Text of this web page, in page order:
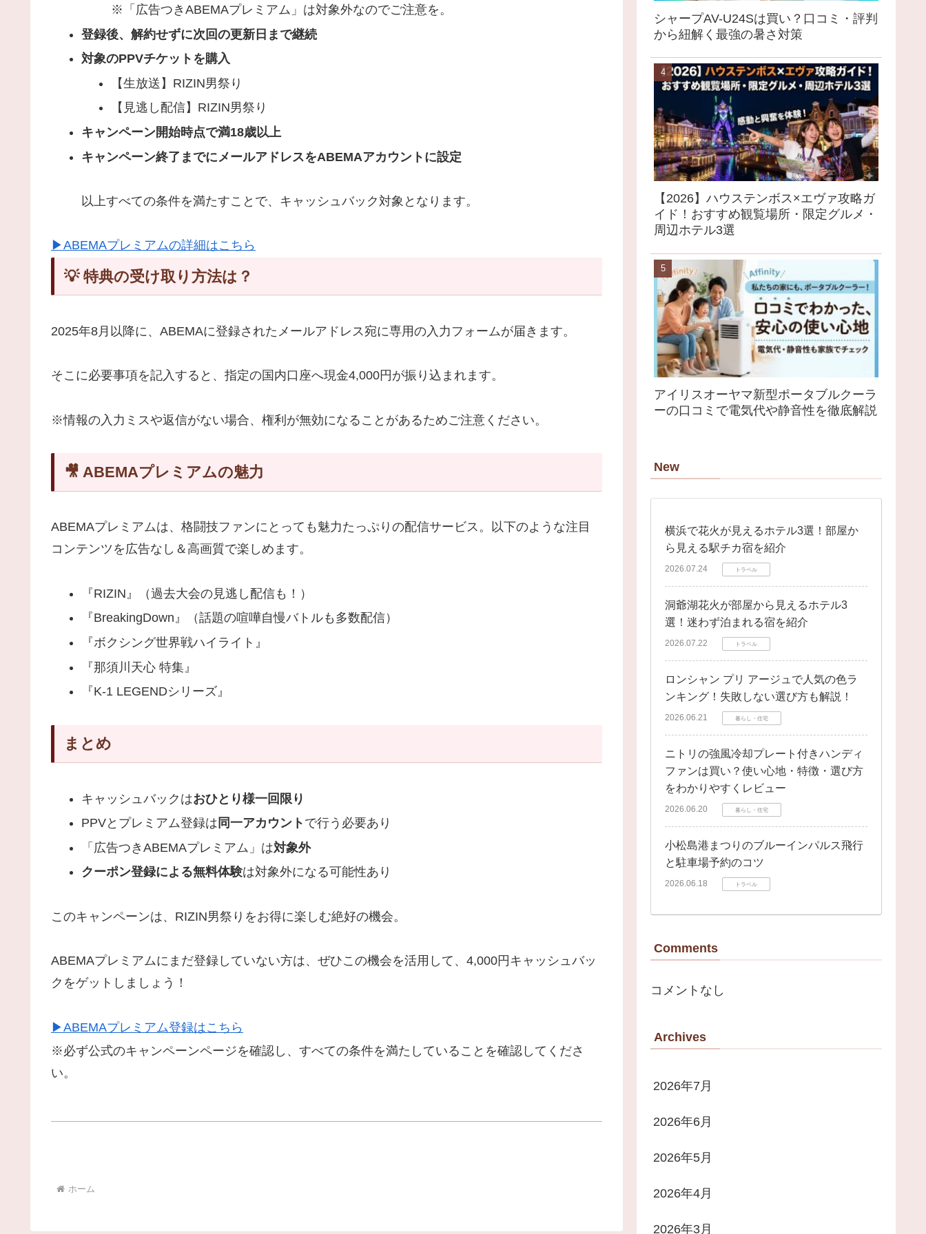
※「広告つきABEMAプレミアム」は対象外なのでご注意を。
登録後、解約せずに次回の更新日まで継続
対象のPPVチケットを購入
【生放送】RIZIN男祭り
【見逃し配信】RIZIN男祭り
キャンペーン開始時点で満18歳以上
キャンペーン終了までにメールアドレスをABEMAアカウントに設定
以上すべての条件を満たすことで、キャッシュバック対象となります。
▶ABEMAプレミアムの詳細はこちら
💡 特典の受け取り方法は？
2025年8月以降に、ABEMAに登録されたメールアドレス宛に専用の入力フォームが届きます。
そこに必要事項を記入すると、指定の国内口座へ現金4,000円が振り込まれます。
※情報の入力ミスや返信がない場合、権利が無効になることがあるためご注意ください。
🎥 ABEMAプレミアムの魅力
ABEMAプレミアムは、格闘技ファンにとっても魅力たっぷりの配信サービス。以下のような注目
コンテンツを広告なし＆高画質で楽しめます。
『RIZIN』（過去大会の見逃し配信も！）
『BreakingDown』（話題の喧嘩自慢バトルも多数配信）
『ボクシング世界戦ハイライト』
『那須川天心 特集』
『K-1 LEGENDシリーズ』
まとめ
キャッシュバックはおひとり様一回限り
PPVとプレミアム登録は 同一アカウント で行う必要あり
「広告つきABEMAプレミアム」は対象外
クーポン登録による無料体験は対象外になる可能性あり
このキャンペーンは、RIZIN男祭りをお得に楽しむ絶好の機会。
ABEMAプレミアムにまだ登録していない方は、ぜひこの機会を活用して、4,000円キャッシュバッ
クをゲットしましょう！
▶ABEMAプレミアム登録はこちら
※必ず公式のキャンペーンページを確認し、すべての条件を満たしていることを確認してくださ
い。
ホーム
シャープAV-U24Sは買い？口コミ・評判
から紐解く最強の暑さ対策
【2026】ハウステンボス×エヴァ攻略ガ
イド！おすすめ観覧場所・限定グルメ・
周辺ホテル3選
アイリスオーヤマ新型ポータブルクーラ
ーの口コミで電気代や静音性を徹底解説
New
横浜で花火が見えるホテル3選！部屋か
ら見える駅チカ宿を紹介
2026.07.24 トラベル
洞爺湖花火が部屋から見えるホテル3
選！迷わず泊まれる宿を紹介
2026.07.22 トラベル
ロンシャン プリ アージュで人気の色ラ
ンキング！失敗しない選び方も解説！
2026.06.21 暮らし・住宅
ニトリの強風冷却プレート付きハンディ
ファンは買い？使い心地・特徴・選び方
をわかりやすくレビュー
2026.06.20 暮らし・住宅
小松島港まつりのブルーインパルス飛行
と駐車場予約のコツ
2026.06.18 トラベル
Comments
コメントなし
Archives
2026年7月
2026年6月
2026年5月
2026年4月
2026年3月